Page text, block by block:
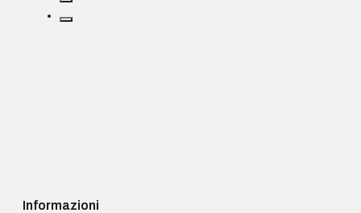
Informazioni